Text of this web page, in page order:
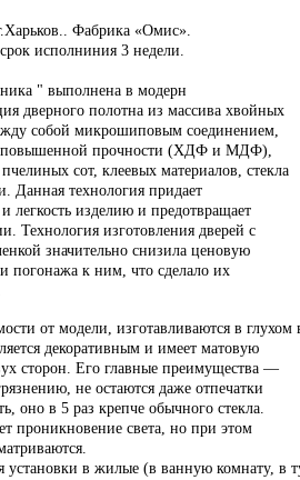
Фабрика «Омис».
исполниния 3 недели.
" выполнена в модерн
дверного полотна из массива хвойных
собой микрошиповым соединением,
повышенной прочности (ХДФ и МДФ),
сот, клеевых материалов, стекла
Данная технология придает
легкость изделию и предотвращает
Технология изготовления дверей с
значительно снизила ценовую
погонажа к ним, что сделало их
от модели, изготавливаются в глухом
декоративным и имеет матовую
сторон. Его главные преимущества —
не остаются даже отпечатки
оно в 5 раз крепче обычного стекла.
проникновение света, но при этом
установки в жилые (в ванную комнату, в